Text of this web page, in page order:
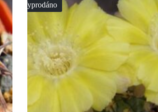
Vyprodáno